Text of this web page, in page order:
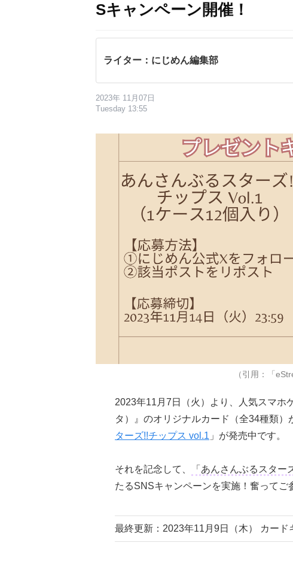
Sキャンペーン開催！
ライター：にじめん編集部
2023年 11月07日
Tuesday 13:55
（引用：「
2023年11月7日（火）より、人気スマホ
タ）』のオリジナルカード（全34種類）
ターズ!!チップス vol.1 」が発売中です。
それを記念して、 「あんさんぶるスター
たるSNSキャンペーンを実施！奮ってご
最終更新：2023年11月9日（木） カー